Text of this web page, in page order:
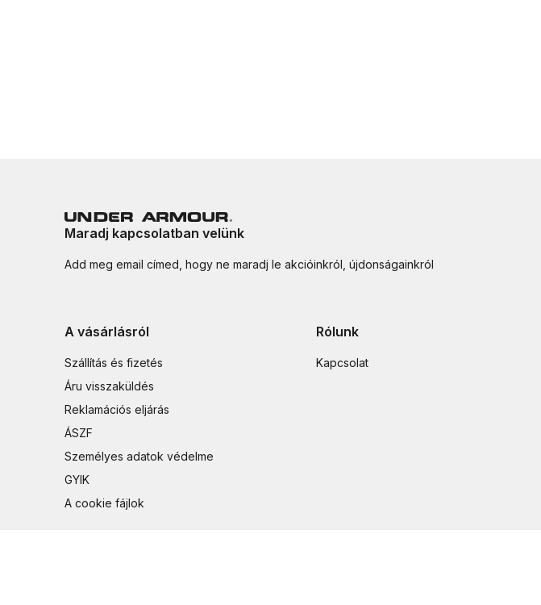
Maradj kapcsolatban velünk
Add meg email címed, hogy ne maradj le akcióinkról, újdonságainkról
A vásárlásról
Szállítás és fizetés
Áru visszaküldés
Reklamációs eljárás
ÁSZF
Személyes adatok védelme
GYIK
A cookie fájlok
Rólunk
Kapcsolat